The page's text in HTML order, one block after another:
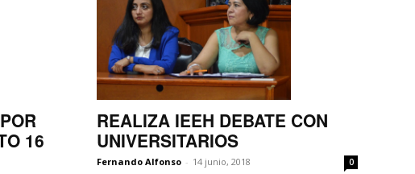
16
REALIZA IEEH DEBATE CON
UNIVERSITARIOS
Fernando Alfonso - 14 junio, 2018 0